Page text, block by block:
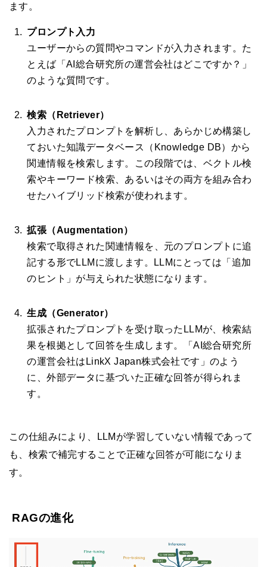
ます。
プロンプト入力
ユーザーからの質問やコマンドが入力されます。た
とえば「AI総合研究所の運営会社はどこですか？」
のような質問です。
検索（Retriever）
入力されたプロンプトを解析し、あらかじめ構築し
ておいた知識データベース（Knowledge DB）から
関連情報を検索します。この段階では、ベクトル検
索やキーワード検索、あるいはその両方を組み合わ
せたハイブリッド検索が使われます。
拡張（Augmentation）
検索で取得された関連情報を、元のプロンプトに追
記する形でLLMに渡します。LLMにとっては「追加
のヒント」が与えられた状態になります。
生成（Generator）
拡張されたプロンプトを受け取ったLLMが、検索結
果を根拠として回答を生成します。「AI総合研究所
の運営会社はLinkX Japan株式会社です」のよう
に、外部データに基づいた正確な回答が得られま
す。
この仕組みにより、LLMが学習していない情報であって
も、検索で補完することで正確な回答が可能になりま
す。
RAGの進化